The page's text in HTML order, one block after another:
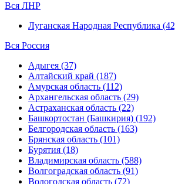
Вся ЛНР
Луганская Народная Республика
Вся Россия
Адыгея (37)
Алтайский край (187)
Амурская область (112)
Архангельская область (29)
Астраханская область (22)
Башкортостан (Башкирия) (192)
Белгородская область (163)
Брянская область (101)
Бурятия (18)
Владимирская область (588)
Волгоградская область (91)
Вологодская область (72)